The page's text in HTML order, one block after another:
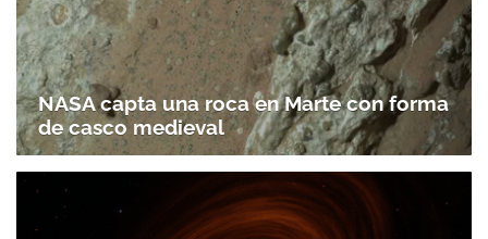
NASA capta una roca en Marte con forma
de casco medieval